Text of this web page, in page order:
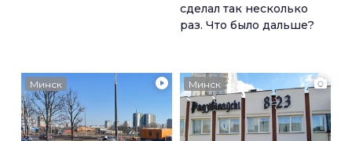
сделал так несколько
раз. Что было дальше?
Минск Минск